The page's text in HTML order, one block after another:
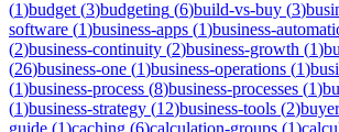
(1)budget (3)budgeting (6)build-vs-buy (3)
software (1)business-apps (1)business-
(2)business-continuity (2)business-growth (1)
(26)business-one (1)business-operations (1)
(1)business-process (8)business-processes (1)
(1)business-strategy (12)business-tools (2)
guide (1)caching (6)calculation-groups (1)